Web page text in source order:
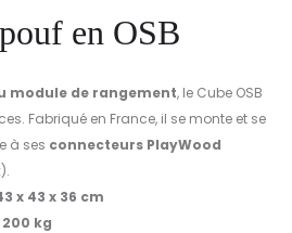
en OSB
module de rangement, le Cube OSB
Fabriqué en France, il se monte et se
à ses connecteurs PlayWood
x 43 x 36 cm
kg